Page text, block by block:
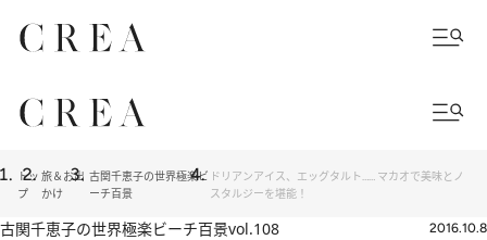
トッ
プ
旅＆お出
かけ
古関千恵子の世界極楽ビ
ーチ百景
ドリアンアイス、エッグタルト…… マカオで美味とノ
スタルジーを堪能！
古関千恵子の世界極楽ビーチ百景vol.108 2016.10.8